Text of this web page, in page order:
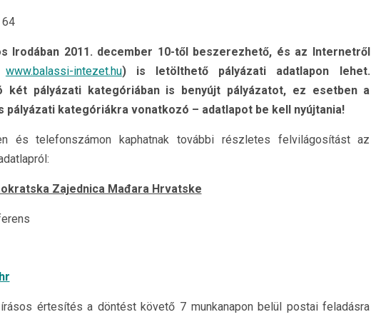
64
Irodában 2011. december 10-től beszerezhető, és az Internetről
www.balassi-intezet.hu) is letölthető pályázati adatlapon lehet.
két pályázati kategóriában is benyújt pályázatot, ez esetben a
pályázati kategóriákra vonatkozó – adatlapot be kell nyújtania!
és telefonszámon kaphatnak további részletes felvilágosítást az
Zajednica Mađara Hrvatske
értesítés a döntést követő 7 munkanapon belül postai feladásra